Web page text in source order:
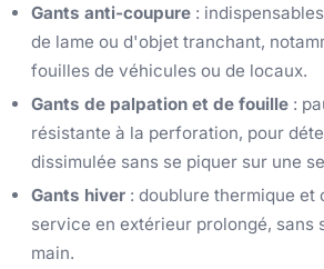
Gants anti-coupure :
de lame ou d'objet tranchant,
fouilles de véhicules ou de locaux.
Gants de palpation et de fouille :
résistante à la perforation, pour
dissimulée sans se piquer sur une
Gants hiver : doublure thermique et
service en extérieur prolongé, sans
main.